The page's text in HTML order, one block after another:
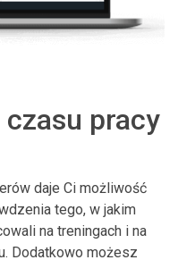
czasu pracy
daje Ci możliwość
tego, w jakim
na treningach i na
Dodatkowo możesz